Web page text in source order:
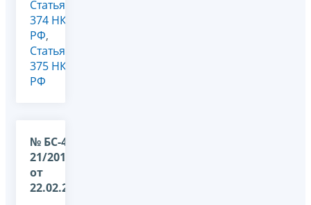
Статья
374 НК
РФ,
Статья
375 НК
РФ
№ БС-4-
21/2011@
от
22.02.2024